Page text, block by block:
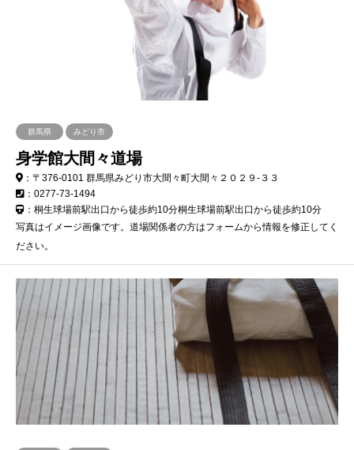
群馬県 みどり市
身学館大間々道場
：〒376-0101 群馬県みどり市大間々町大間々２０２９-３３
：0277-73-1494
：桐生球場前駅出口から徒歩約10分桐生球場前駅出口から徒歩約10分
写真はイメージ画像です。道場関係者の方はフォームから情報を修正してく
ださい。